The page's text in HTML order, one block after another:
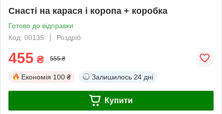
Снасті на карася і коропа + коробка
Готово до відправки
Код: 00135
Роздріб
455 ₴ 555 ₴
Економія 100 ₴ Залишилось 24 дні
Купити